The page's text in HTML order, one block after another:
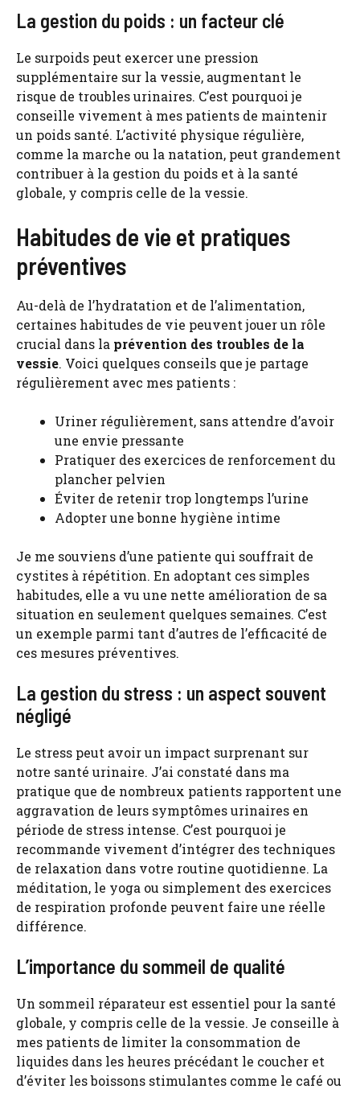
La gestion du poids : un facteur clé
Le surpoids peut exercer une pression
supplémentaire sur la vessie, augmentant le
risque de troubles urinaires. C’est pourquoi je
conseille vivement à mes patients de maintenir
un poids santé. L’activité physique régulière,
comme la marche ou la natation, peut grandement
contribuer à la gestion du poids et à la santé
globale, y compris celle de la vessie.
Habitudes de vie et pratiques
préventives
Au-delà de l’hydratation et de l’alimentation,
certaines habitudes de vie peuvent jouer un rôle
crucial dans la prévention des troubles de la
vessie. Voici quelques conseils que je partage
régulièrement avec mes patients :
Uriner régulièrement, sans attendre d’avoir
une envie pressante
Pratiquer des exercices de renforcement du
plancher pelvien
Éviter de retenir trop longtemps l’urine
Adopter une bonne hygiène intime
Je me souviens d’une patiente qui souffrait de
cystites à répétition. En adoptant ces simples
habitudes, elle a vu une nette amélioration de sa
situation en seulement quelques semaines. C’est
un exemple parmi tant d’autres de l’efficacité de
ces mesures préventives.
La gestion du stress : un aspect souvent
négligé
Le stress peut avoir un impact surprenant sur
notre santé urinaire. J’ai constaté dans ma
pratique que de nombreux patients rapportent une
aggravation de leurs symptômes urinaires en
période de stress intense. C’est pourquoi je
recommande vivement d’intégrer des techniques
de relaxation dans votre routine quotidienne. La
méditation, le yoga ou simplement des exercices
de respiration profonde peuvent faire une réelle
différence.
L’importance du sommeil de qualité
Un sommeil réparateur est essentiel pour la santé
globale, y compris celle de la vessie. Je conseille à
mes patients de limiter la consommation de
liquides dans les heures précédant le coucher et
d’éviter les boissons stimulantes comme le café ou